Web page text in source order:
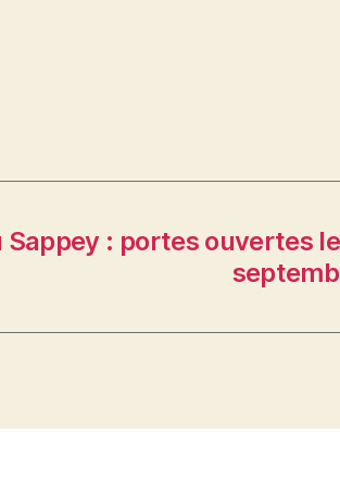
Sappey : portes ouvertes